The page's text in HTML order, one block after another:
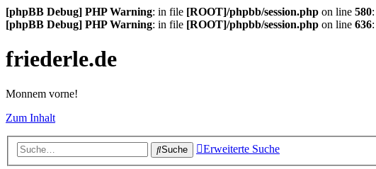
[phpBB Debug] PHP Warning: in file [ROOT]/phpbb/session.php on line 580:
[phpBB Debug] PHP Warning: in file [ROOT]/phpbb/session.php on line 636:
friederle.de
Monnem vorne!
Zum Inhalt
Suche Erweiterte Suche